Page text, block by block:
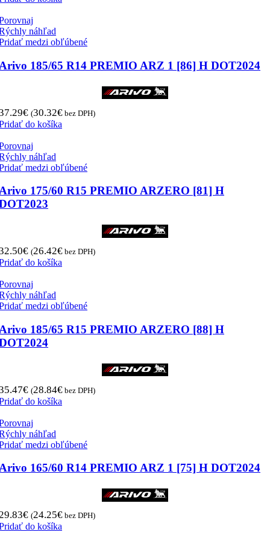
náhľad
medzi obľúbené
185/65 R14 PREMIO ARZ 1 [86] H DOT2024
€ (30.32€ bez DPH)
do košíka
náhľad
medzi obľúbené
175/60 R15 PREMIO ARZERO [81] H
€ (26.42€ bez DPH)
do košíka
náhľad
medzi obľúbené
185/65 R15 PREMIO ARZERO [88] H
€ (28.84€ bez DPH)
do košíka
náhľad
medzi obľúbené
165/60 R14 PREMIO ARZ 1 [75] H DOT2024
€ (24.25€ bez DPH)
do košíka